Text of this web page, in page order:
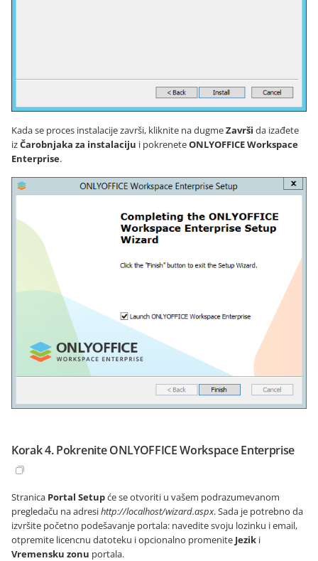
Kada se proces instalacije završi, kliknite na dugmeZavrši da izađete
izČarobnjaka za instalaciju i pokreneteONLYOFFICE Workspace
Enterprise.
Korak 4. Pokrenite ONLYOFFICE Workspace Enterprise
Stranica Portal Setupće se otvoriti u vašem podrazumevanom
pregledaču na adresihttp://localhost/wizard.aspx. Sada je potrebno da
izvršite početno podešavanje portala: navedite svoju lozinku i email,
otpremite licencnu datoteku i opcionalno promenite Jezik i
Vremensku zonu portala.